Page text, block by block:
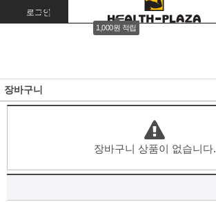
로그인 회원가입
1,000원 적립
주문조회
장바구니
장바구니 상품이 없습니다.